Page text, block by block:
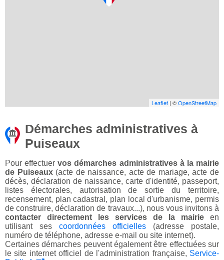
Leaflet | ©OpenStreetMap
Démarches administratives à
Puiseaux
Pour effectuervos démarches administratives à la mairie
de Puiseaux(acte de naissance, acte de mariage, acte de
décès, déclaration de naissance, carte d'identité, passeport,
listes électorales, autorisation de sortie du territoire,
recensement, plan cadastral, plan local d'urbanisme, permis
de construire, déclaration de travaux...), nous vous invitons à
contacter directement les services de la mairie en
utilisant ses coordonnées officielles (adresse postale,
numéro de téléphone, adresse e-mail ou site internet).
Certaines démarches peuvent également être effectuées sur
le site internet officiel de l'administration française, Service-